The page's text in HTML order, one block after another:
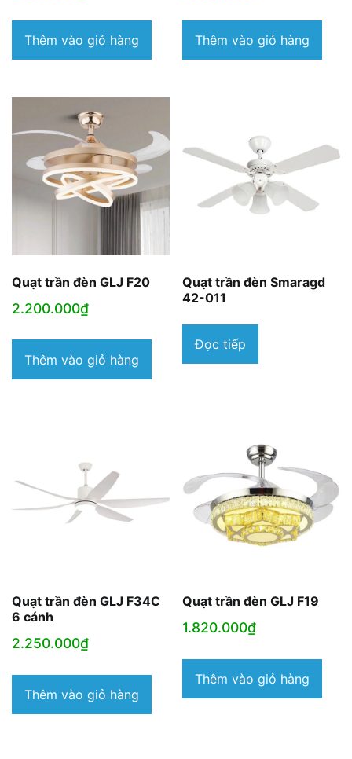
Thêm vào giỏ hàng Thêm vào giỏ hàng
Quạt trần đèn GLJ F20
2.200.000₫
Thêm vào giỏ hàng
Quạt trần đèn Smaragd
42-011
Đọc tiếp
Quạt trần đèn GLJ F34C
6 cánh
2.250.000₫
Thêm vào giỏ hàng
Quạt trần đèn GLJ F19
1.820.000₫
Thêm vào giỏ hàng